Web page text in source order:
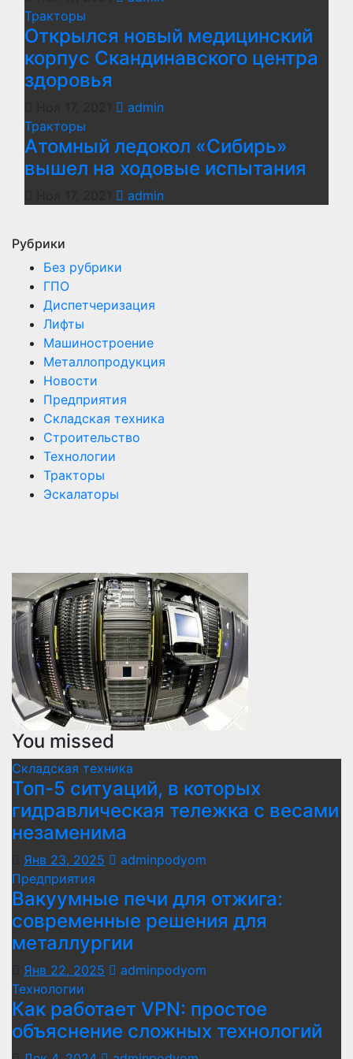
Тракторы
Открылся новый медицинский
корпус Скандинавского центра
здоровья
admin
Тракторы
Атомный ледокол «Сибирь»
вышел на ходовые испытания
admin
Рубрики
Без рубрики
ГПО
Диспетчеризация
Лифты
Машиностроение
Металлопродукция
Новости
Предприятия
Складская техника
Строительство
Технологии
Тракторы
Эскалаторы
You missed
Складская техника
Топ-5 ситуаций, в которых
гидравлическая тележка с весами
незаменима
Янв 23, 2025
adminpodyom
Предприятия
Вакуумные печи для отжига:
современные решения для
металлургии
Янв 22, 2025
adminpodyom
Технологии
Как работает VPN: простое
объяснение сложных технологий